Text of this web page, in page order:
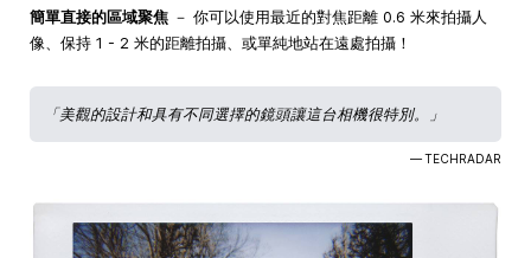
簡單直接的區域聚焦 － 你可以使用最近的對焦距離 0.6 米來拍攝人
像、保持 1 - 2 米的距離拍攝、或單純地站在遠處拍攝！
「美觀的設計和具有不同選擇的鏡頭讓這台相機很特別。」
— TECHRADAR